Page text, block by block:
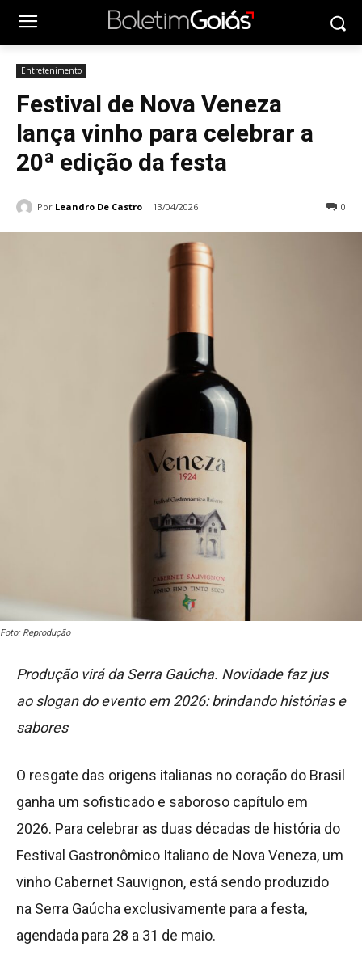
Entretenimento
Festival de Nova Veneza
lança vinho para celebrar a
20ª edição da festa
Por Leandro De Castro 13/04/2026 0
Foto: Reprodução
Produção virá da Serra Gaúcha. Novidade faz jus
ao slogan do evento em 2026: brindando histórias e
sabores
O resgate das origens italianas no coração do Brasil
ganha um sofisticado e saboroso capítulo em
2026. Para celebrar as duas décadas de história do
Festival Gastronômico Italiano de Nova Veneza, um
vinho Cabernet Sauvignon, está sendo produzido
na Serra Gaúcha exclusivamente para a festa,
agendada para 28 a 31 de maio.